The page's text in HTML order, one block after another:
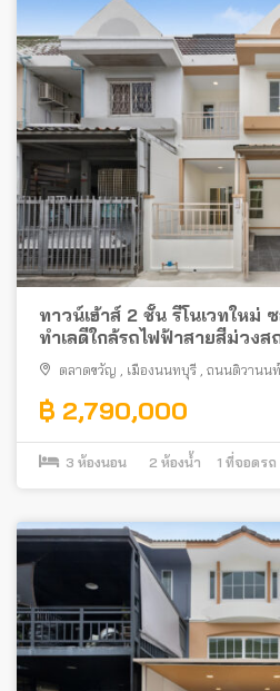
ทาวน์เฮ้าส์ 2 ชั้น รีโนเวทใหม่
ทำเลดีใกล้รถไฟฟ้าสายสีม่วงส
สาธารณสุข ตรงข้ามกับกระทร
ตลาดขวัญ , เมืองนนทบุรี , ถนนติวานนท์
฿ 2,790,000
3 ห้องนอน 2 ห้องน้ำ 1 ที่จอดรถ